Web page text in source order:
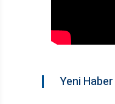
Yeni Haber